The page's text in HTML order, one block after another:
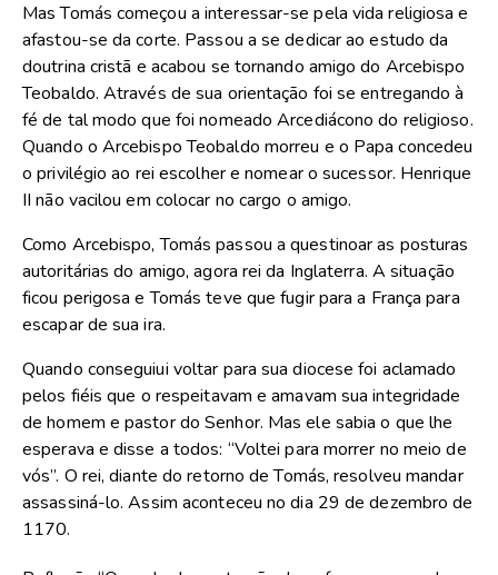
Mas Tomás começou a interessar-se pela vida religiosa e
afastou-se da corte. Passou a se dedicar ao estudo da
doutrina cristã e acabou se tornando amigo do Arcebispo
Teobaldo. Através de sua orientação foi se entregando à
fé de tal modo que foi nomeado Arcediácono do religioso.
Quando o Arcebispo Teobaldo morreu e o Papa concedeu
o privilégio ao rei escolher e nomear o sucessor. Henrique
II não vacilou em colocar no cargo o amigo.
Como Arcebispo, Tomás passou a questinoar as posturas
autoritárias do amigo, agora rei da Inglaterra. A situação
ficou perigosa e Tomás teve que fugir para a França para
escapar de sua ira.
Quando conseguiui voltar para sua diocese foi aclamado
pelos fiéis que o respeitavam e amavam sua integridade
de homem e pastor do Senhor. Mas ele sabia o que lhe
esperava e disse a todos: “Voltei para morrer no meio de
vós”. O rei, diante do retorno de Tomás, resolveu mandar
assassiná-lo. Assim aconteceu no dia 29 de dezembro de
1170.